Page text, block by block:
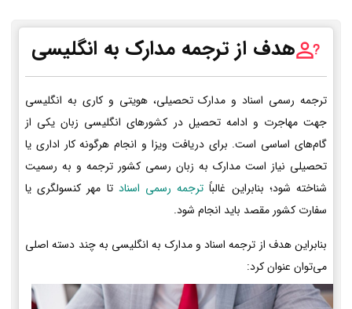
هدف از ترجمه مدارک به انگلیسی
ترجمه رسمی اسناد و مدارک تحصیلی، هویتی و کاری به انگلیسی
جهت مهاجرت و ادامه تحصیل در کشورهای انگلیسی زبان یکی از
گام‌های اساسی است. برای دریافت ویزا و انجام هرگونه کار اداری یا
تحصیلی نیاز است مدارک به زبان رسمی کشور ترجمه و به رسمیت
شناخته شود؛ بنابراین غالباً ترجمه رسمی اسناد تا مهر کنسولگری یا
سفارت کشور مقصد باید انجام شود.
بنابراین هدف از ترجمه اسناد و مدارک به انگلیسی به چند دسته اصلی
می‌توان عنوان کرد: